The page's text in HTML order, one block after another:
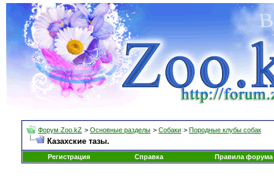
Форум Zoo.kZ > Основные разделы > Собаки > Породные клубы собак
Казахские тазы.
Регистрация Справка Правила форума